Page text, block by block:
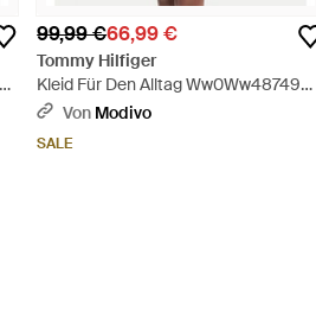
99,99 €66,99 €
Tommy Hilfiger
Kleid Für Den Alltag Ww0Ww48749
Regular Fit - Pink
Von Modivo
SALE